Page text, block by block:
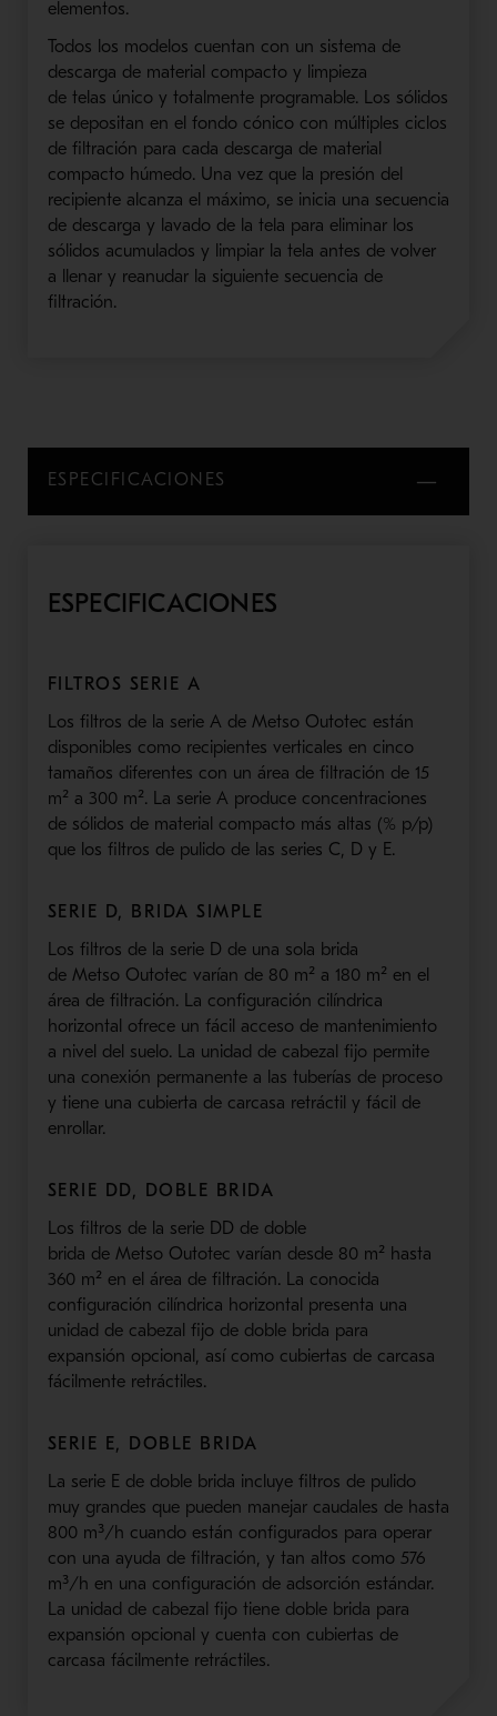
elementos.
Todos los modelos cuentan con un sistema de
descarga de material compactoy limpieza
de telas único y totalmente programable. Los sólidos
se depositan en el fondo cónico con múltiples ciclos
de filtración para cada descarga de material
compacto húmedo. Una vez que la presión del
recipiente alcanza el máximo, se inicia una secuencia
de descarga y lavado de la tela para eliminar los
sólidos acumulados y limpiar la tela antes de volver
a llenar y reanudar la siguiente secuencia de
filtración.
ESPECIFICACIONES
ESPECIFICACIONES
FILTROS SERIE A
Los filtros de la serie A de Metso Outotec están
disponibles como recipientes verticales en cinco
tamaños diferentes con un área de filtración de 15
m² a 300 m². La serie A produce concentraciones
de sólidos de material compacto más altas (% p/p)
que los filtros de pulido de las series C, D y E.
SERIE D, BRIDA SIMPLE
Los filtros de la serie D de una sola brida
de Metso Outotec varían de 80 m² a 180 m² en el
área de filtración. La configuración cilíndrica
horizontal ofrece un fácil acceso de mantenimiento
a nivel del suelo. La unidad de cabezal fijo permite
una conexión permanente a las tuberías de proceso
y tiene una cubierta de carcasa retráctil y fácil de
enrollar.
SERIE DD, DOBLE BRIDA
Los filtros de la serie DD de doble
brida de Metso Outotec varían desde 80 m² hasta
360 m² en el área de filtración. La conocida
configuración cilíndrica horizontal presenta una
unidad de cabezal fijo de doble brida para
expansión opcional, así como cubiertas de carcasa
fácilmente retráctiles.
SERIE E, DOBLE BRIDA
La serie E de doble brida incluye filtros de pulido
muy grandes que pueden manejar caudales de hasta
800 m³/ h cuando están configurados para operar
con una ayuda de filtración, y tan altos como 576
m³/ h en una configuración de adsorción estándar.
La unidad de cabezal fijo tiene doble brida para
expansión opcional y cuenta con cubiertas de
carcasa fácilmente retráctiles.